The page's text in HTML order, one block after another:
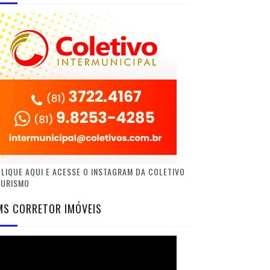
AQUI E ACESSE O INSTAGRAM DA COLETIVO
CORRETOR IMÓVEIS